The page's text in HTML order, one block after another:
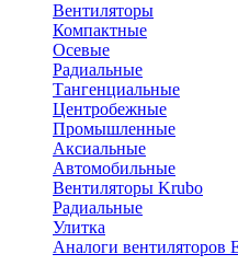
Вентиляторы
Компактные
Осевые
Радиальные
Тангенциальные
Центробежные
Промышленные
Аксиальные
Автомобильные
Вентиляторы Krubo
Радиальные
Улитка
Аналоги вентиляторов